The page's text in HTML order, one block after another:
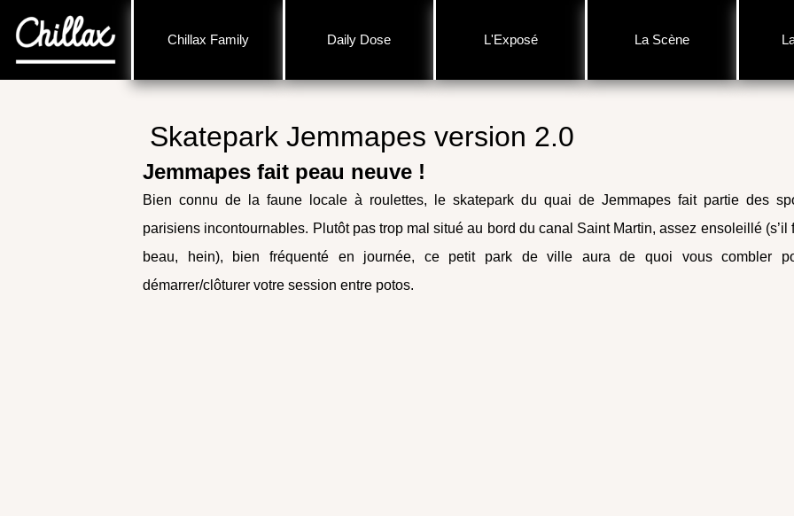
Chillax Family Daily Dose L'Exposé La Scène
Skatepark Jemmapes version 2.0
Jemmapes fait peau neuve !
Bien connu de la faune locale à roulettes, le skatepark du quai de Jemmapes fait partie des
parisiens incontournables. Plutôt pas trop mal situé au bord du canal Saint Martin, assez ensoleillé (s’il
beau, hein), bien fréquenté en journée, ce petit park de ville aura de quoi vous combler
démarrer/clôturer votre session entre potos.